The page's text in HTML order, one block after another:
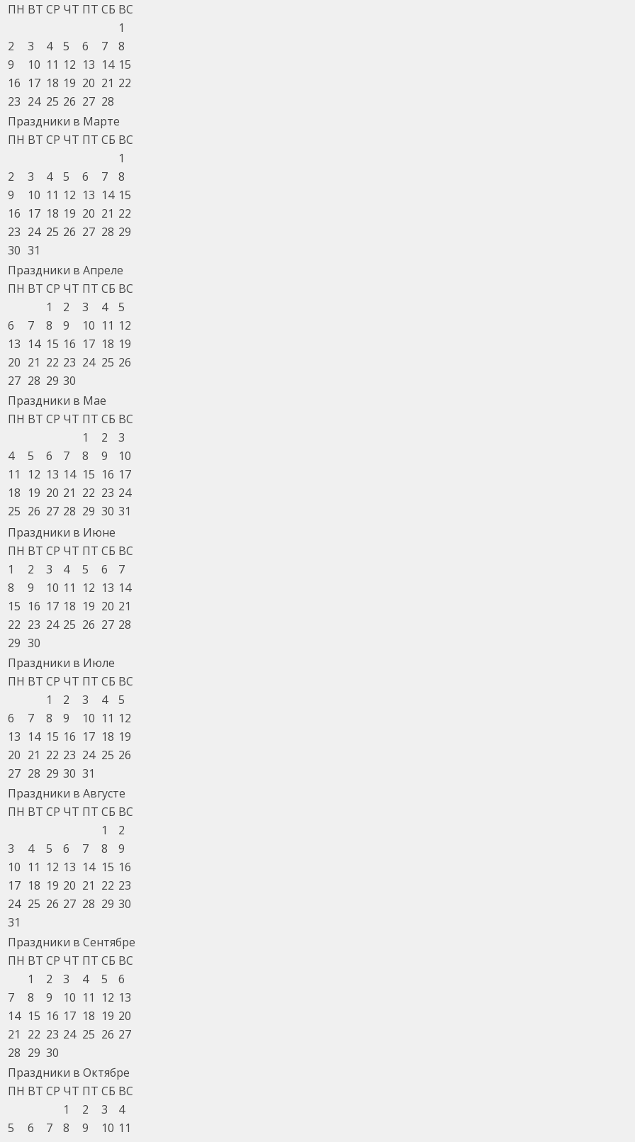
ПН ВТ СР ЧТ ПТ СБ ВС
1
2
3 4 5 6 7
8
9
10 11 12 13 14 15
16 17 18 19 20 21 22
23 24 25 26 27 28
Праздники в Марте
ПН ВТ СР ЧТ ПТ СБ ВС
1
2
3 4 5 6 7
8
9
10 11 12 13 14 15
16 17 18 19 20 21 22
23 24 25 26 27 28 29
30 31
Праздники в Апреле
ПН ВТ СР ЧТ ПТ СБ ВС
1
2 3 4
5
6
7 8 9 10 11 12
13 14 15 16 17 18 19
20 21 22 23 24 25 26
27 28 29 30
Праздники в Мае
ПН ВТ СР ЧТ ПТ СБ ВС
1
2
3
4
5 6 7 8 9
10
11
12 13 14 15 16 17
18 19 20 21 22 23 24
25 26 27 28 29 30 31
Праздники в Июне
ПН ВТ СР ЧТ ПТ СБ ВС
1
2 3 4 5 6
7
8
9 10 11 12 13 14
15 16 17 18 19 20 21
22 23 24 25 26 27 28
29 30
Праздники в Июле
ПН ВТ СР ЧТ ПТ СБ ВС
1
2 3 4
5
6
7 8 9 10 11 12
13 14 15 16 17 18 19
20 21 22 23 24 25 26
27 28 29 30 31
Праздники в Августе
ПН ВТ СР ЧТ ПТ СБ ВС
1
2
3
4 5 6 7 8
9
10 11 12 13 14 15 16
17 18 19 20 21 22 23
24 25 26 27 28 29 30
31
Праздники в Сентябре
ПН ВТ СР ЧТ ПТ СБ ВС
1
2 3 4 5
6
7
8 9 10 11 12 13
14 15 16 17 18 19 20
21
22 23 24 25 26 27
28 29 30
Праздники в Октябре
ПН ВТ СР ЧТ ПТ СБ ВС
1
2 3
4
5
6 7 8 9 10 11